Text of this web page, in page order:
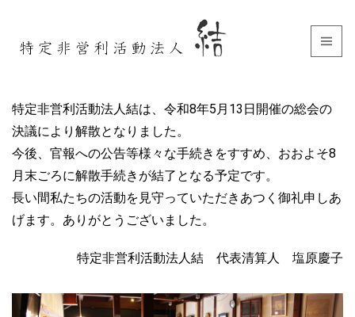
特定非営利活動法人結は、令和8年5月13日開催の総会の
決議により解散となりました。
今後、官報への公告等様々な手続きをすすめ、おおよそ8
月末ごろに解散手続きが結了となる予定です。
長い間私たちの活動を見守っていただきあつく御礼申しあ
げます。ありがとうございました。
特定非営利活動法人結 代表清算人 塩原慶子